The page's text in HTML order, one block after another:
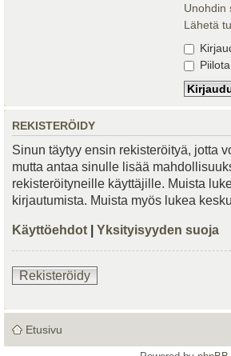
Unohdin
Lähetä
REKISTERÖIDY
Sinun täytyy ensin rekisteröityä, jotta
mutta antaa sinulle lisää
rekisteröityneille käyttäjille. Muista
kirjautumista. Muista myös lukea
Käyttöehdot Yksityisyyden suoja
Rekisteröidy
Etusivu